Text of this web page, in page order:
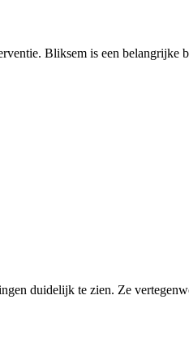
Bliksem is een belangrijke
duidelijk te zien. Ze